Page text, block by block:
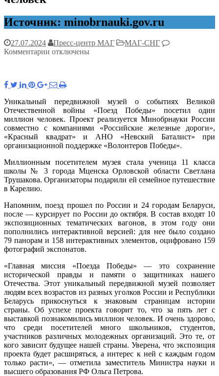
Источник: minobrnauki.gov.ru
27.07.2024 Пресс-центр МАГ
МАГ-СНГ
Комментарии к
посетил
миллион
человек
отключены
Уникальный передвижной музей о событиях Великой
Отечественной войны «Поезд Победы» посетил один
миллион человек. Проект реализуется Минобрнауки России
совместно с компаниями «Российские железные дороги»,
«Красный квадрат» и АНО «Невский Баталист» при
организационной поддержке «Волонтеров Победы».
Миллионным посетителем музея стала ученица 11 класса
школы № 3 города Мценска Орловской области Светлана
Трушакова. Организаторы подарили ей семейное путешествие
в Карелию.
Напомним, поезд прошел по России и 24 городам Беларуси,
после — курсирует по России до октября. В состав входят 10
экспозиционных тематических вагонов, в этом году они
пополнились интерактивной версией: для нее было создано
79 панорам и 158 интерактивных элементов, оцифровано 159
фотографий экспонатов.
«Главная миссия «Поезда Победы» — это сохранение
исторической правды и памяти о защитниках нашего
Отечества. Этот уникальный передвижной музей позволяет
людям всех возрастов из разных уголков России и Республики
Беларусь прикоснуться к знаковым страницам истории
страны. Об успехе проекта говорит то, что за пять лет с
выставкой познакомились миллион человек. И очень здорово,
что среди посетителей много школьников, студентов,
участников различных молодежных организаций. Это те, от
кого зависит будущее нашей страны. Уверена, что экспозиция
проекта будет расширяться, а интерес к ней с каждым годом
только расти», — отметила заместитель Министра науки и
высшего образования РФ Ольга Петрова.